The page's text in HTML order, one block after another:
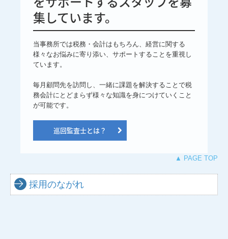
集しています。
当事務所では税務・会計はもちろん、経営に関する
様々なお悩みに寄り添い、サポートすることを重視し
ています。
毎月顧問先を訪問し、一緒に課題を解決することで税
務会計にとどまらず様々な知識を身につけていくこと
が可能です。
巡回監査士とは？
▲ PAGE TOP
採用のながれ